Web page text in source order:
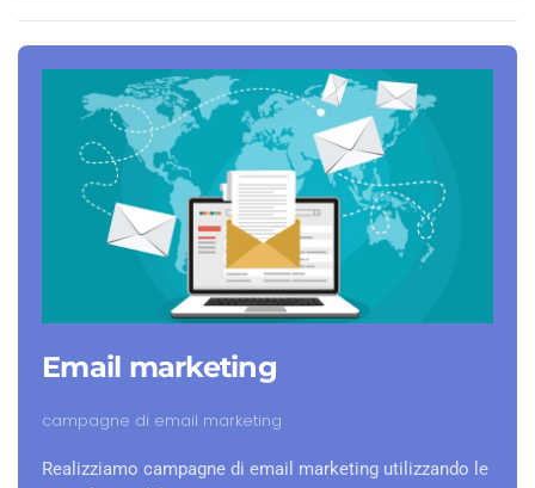
Email marketing
campagne di email marketing
Realizziamo campagne di email marketing utilizzando le